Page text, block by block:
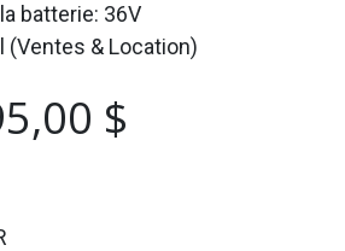
batterie: 36V
(Ventes & Location)
$